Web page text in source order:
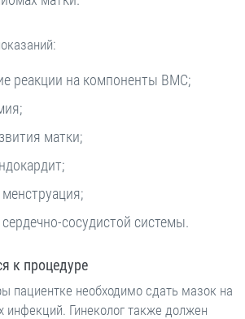
реакции на компоненты ВМС;
матки;
сосудистой системы.
к процедуре
пациентке необходимо сдать мазок на
инфекций. Гинеколог также должен